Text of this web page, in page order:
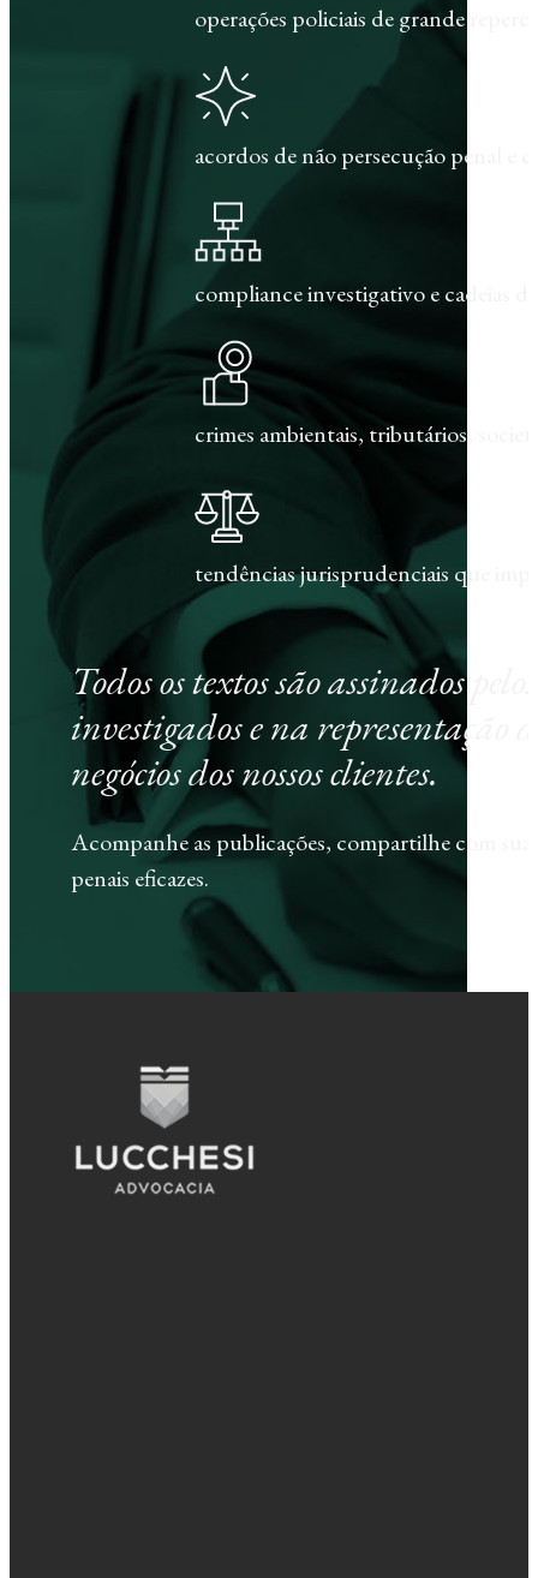
operações policiais de grande
acordos de não persecução penal e
compliance investigativo e cadeias
crimes ambientais, tributários,
tendências jurisprudenciais que
Todos os textos são assinados
investigados e na representação
negócios dos nossos clientes.
Acompanhe as publicações, compartilhe com
penais eficazes.